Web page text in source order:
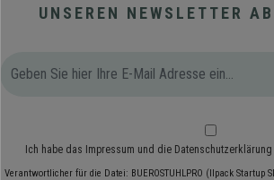
UNSEREN NEWSLETTER
Ich habe das Impressum und die Datenschutzerklärung
Verantwortlicher für die Datei: BUEROSTUHLPRO (Ilpack Startup